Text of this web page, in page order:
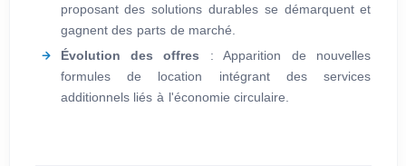
proposant des solutions durables se démarquent et
gagnent des parts de marché.
Évolution des offres : Apparition de nouvelles
formules de location intégrant des services
additionnels liés à l'économie circulaire.